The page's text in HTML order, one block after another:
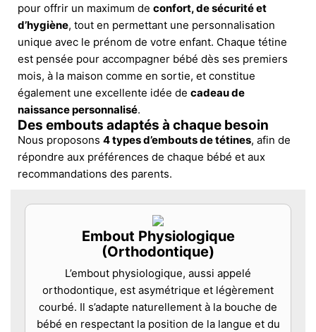
pour offrir un maximum de confort, de sécurité et
d’hygiène, tout en permettant une personnalisation
unique avec le prénom de votre enfant. Chaque tétine
est pensée pour accompagner bébé dès ses premiers
mois, à la maison comme en sortie, et constitue
également une excellente idée de cadeau de
naissance personnalisé.
Des embouts adaptés à chaque besoin
Nous proposons 4 types d’embouts de tétines, afin de
répondre aux préférences de chaque bébé et aux
recommandations des parents.
Embout Physiologique
(Orthodontique)
L’embout physiologique, aussi appelé
orthodontique, est asymétrique et légèrement
courbé. Il s’adapte naturellement à la bouche de
bébé en respectant la position de la langue et du